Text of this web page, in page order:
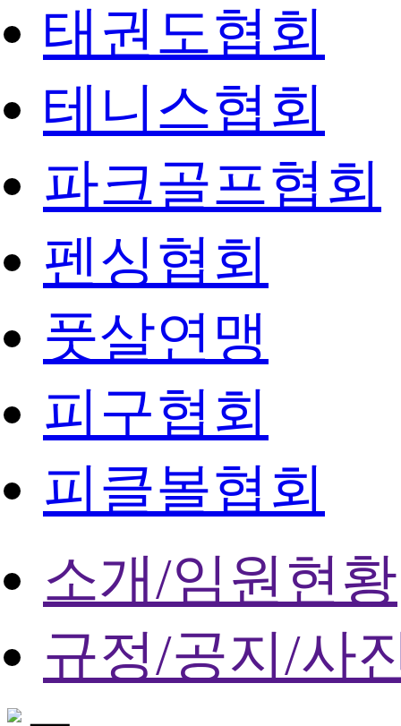
태권도협회
테니스협회
파크골프협회
펜싱협회
풋살연맹
피구협회
피클볼협회
소개/임원현황
규정/공지/사